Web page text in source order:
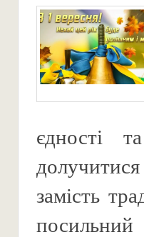
єдності
замість